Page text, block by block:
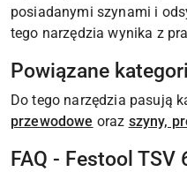
posiadanymi szynami i
tego narzędzia wynika z
Powiązane
Do tego narzędzia pasują
przewodowe oraz szyny,
FAQ - Festool TSV